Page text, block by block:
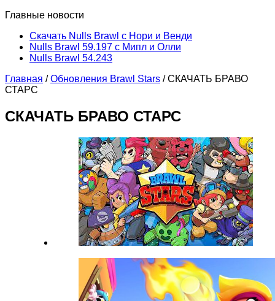
Главные новости
Скачать Nulls Brawl с Нори и Венди
Nulls Brawl 59.197 с Мипл и Олли
Nulls Brawl 54.243
Главная / Обновления Brawl Stars / СКАЧАТЬ БРАВО
СТАРС
СКАЧАТЬ БРАВО СТАРС